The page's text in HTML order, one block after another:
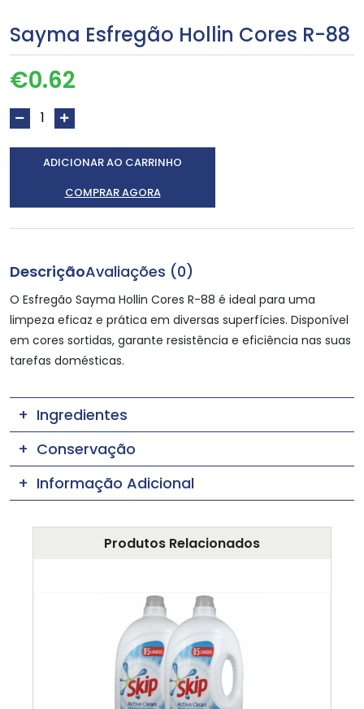
Sayma Esfregão Hollin Cores R-88
€0.62
ADICIONAR AO CARRINHO
COMPRAR AGORA
DescriçãoAvaliações (0)
O Esfregão Sayma Hollin Cores R-88 é ideal para uma
limpeza eficaz e prática em diversas superfícies. Disponível
em cores sortidas, garante resistência e eficiência nas suas
tarefas domésticas.
Ingredientes
Conservação
Informação Adicional
Produtos Relacionados